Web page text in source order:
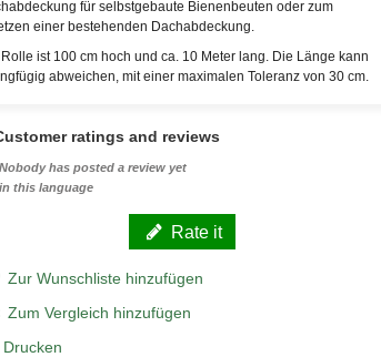
für selbstgebaute Bienenbeuten oder zum
einer bestehenden Dachabdeckung.
Rolle ist 100 cm hoch und ca. 10 Meter lang. Die Länge kann
abweichen, mit einer maximalen Toleranz von 30 cm.
ratings and reviews
Nobody has posted a review yet
in this language
Rate it
Zur Wunschliste hinzufügen
Zum Vergleich hinzufügen
Drucken